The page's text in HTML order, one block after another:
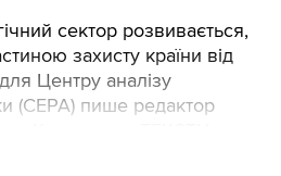
сектор розвивається,
захисту країни від
Центру аналізу
(CEPA) пише редактор
переклад статті.